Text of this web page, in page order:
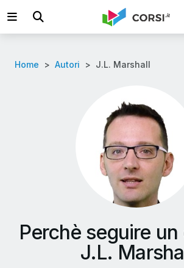
Home Autori J.L. Marshall
Perchè seguire
J.L.